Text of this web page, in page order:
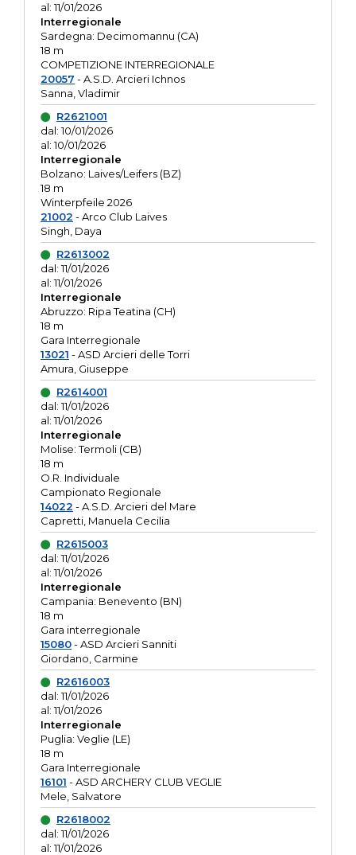
al: 11/01/2026
Interregionale
Sardegna: Decimomannu (CA)
18 m
COMPETIZIONE INTERREGIONALE
20057 - A.S.D. Arcieri Ichnos
Sanna, Vladimir
R2621001
dal: 10/01/2026
al: 10/01/2026
Interregionale
Bolzano: Laives/Leifers (BZ)
18 m
Winterpfeile 2026
21002 - Arco Club Laives
Singh, Daya
R2613002
dal: 11/01/2026
al: 11/01/2026
Interregionale
Abruzzo: Ripa Teatina (CH)
18 m
Gara Interregionale
13021 - ASD Arcieri delle Torri
Amura, Giuseppe
R2614001
dal: 11/01/2026
al: 11/01/2026
Interregionale
Molise: Termoli (CB)
18 m
O.R. Individuale
Campionato Regionale
14022 - A.S.D. Arcieri del Mare
Capretti, Manuela Cecilia
R2615003
dal: 11/01/2026
al: 11/01/2026
Interregionale
Campania: Benevento (BN)
18 m
Gara interregionale
15080- ASD Arcieri Sanniti
Giordano, Carmine
R2616003
dal: 11/01/2026
al: 11/01/2026
Interregionale
Puglia: Veglie (LE)
18 m
Gara Interregionale
16101 - ASD ARCHERY CLUB VEGLIE
Mele, Salvatore
R2618002
dal: 11/01/2026
al: 11/01/2026